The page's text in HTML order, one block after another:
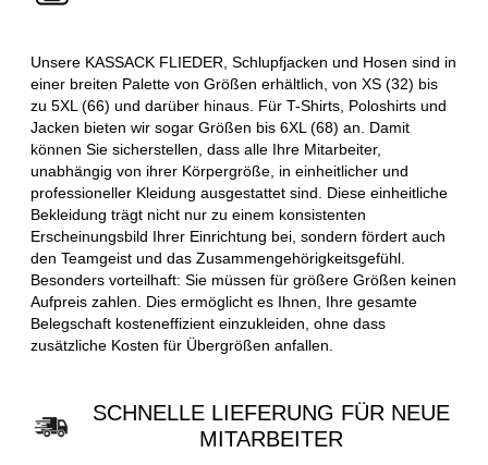
Unsere KASSACK FLIEDER, Schlupfjacken und Hosen sind in
einer breiten Palette von Größen erhältlich, von XS (32) bis
zu 5XL (66) und darüber hinaus. Für T-Shirts, Poloshirts und
Jacken bieten wir sogar Größen bis 6XL (68) an. Damit
können Sie sicherstellen, dass alle Ihre Mitarbeiter,
unabhängig von ihrer Körpergröße, in einheitlicher und
professioneller Kleidung ausgestattet sind. Diese einheitliche
Bekleidung trägt nicht nur zu einem konsistenten
Erscheinungsbild Ihrer Einrichtung bei, sondern fördert auch
den Teamgeist und das Zusammengehörigkeitsgefühl.
Besonders vorteilhaft: Sie müssen für größere Größen keinen
Aufpreis zahlen. Dies ermöglicht es Ihnen, Ihre gesamte
Belegschaft kosteneffizient einzukleiden, ohne dass
zusätzliche Kosten für Übergrößen anfallen.
SCHNELLE LIEFERUNG FÜR NEUE
MITARBEITER